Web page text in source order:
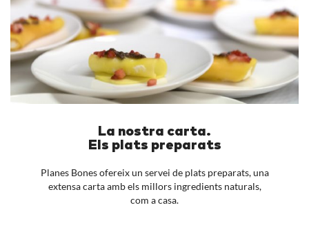
La nostra carta.
Els plats preparats
Planes Bones ofereix un servei de plats preparats, una
extensa carta amb els millors ingredients naturals,
com a casa.